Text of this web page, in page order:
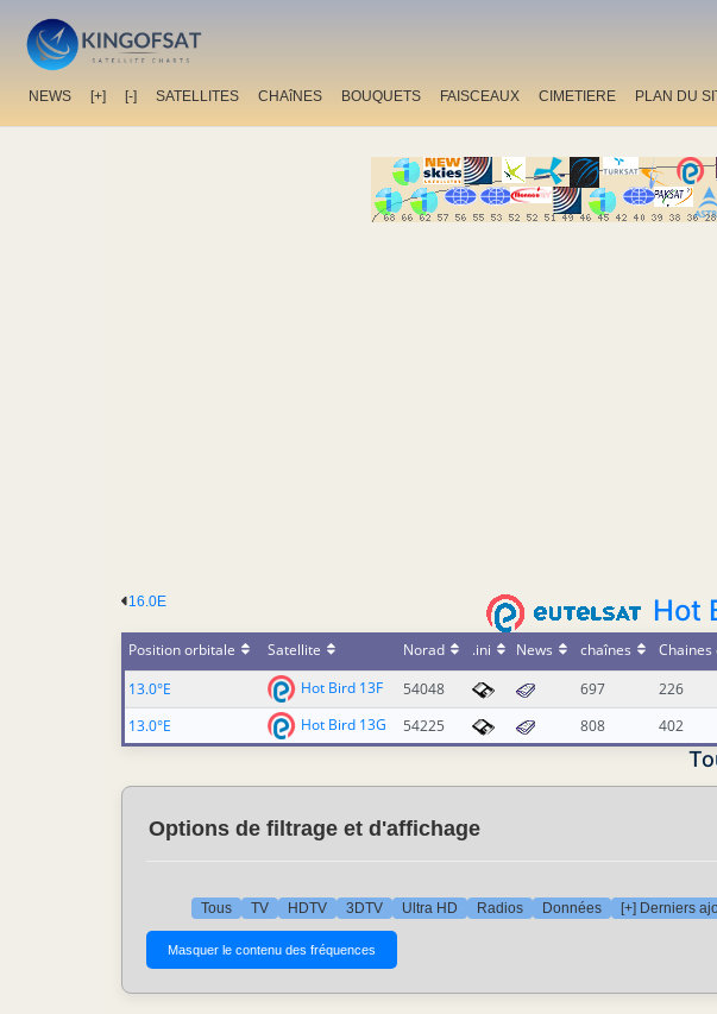
NEWS [+] [-] SATELLITES CHAîNES BOUQUETS FAISCEAUX CIMETIERE PLAN DU
16.0E Hot
Position orbitale Satellite Norad .ini News chaînes
13.0°E
Hot Bird 13F 54048 697 226
13.0°E
Hot Bird 13G 54225 808 402
Options de filtrage et d'affichage
Tous TV HDTV 3DTV Ultra HD Radios Données [+] Derniers